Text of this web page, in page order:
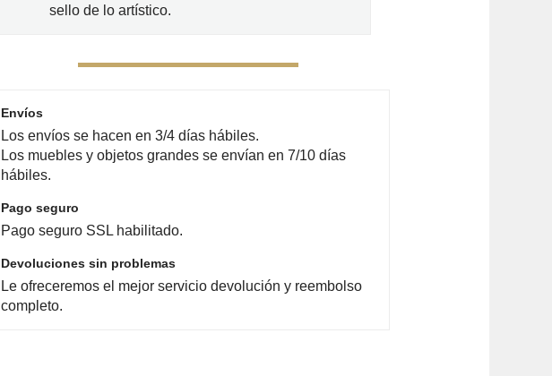
sello de lo artístico.
Envíos
Los envíos se hacen en 3/4 días hábiles.
Los muebles y objetos grandes se envían en 7/10 días
hábiles.
Pago seguro
Pago seguro SSL habilitado.
Devoluciones sin problemas
Le ofreceremos el mejor servicio devolución y reembolso
completo.